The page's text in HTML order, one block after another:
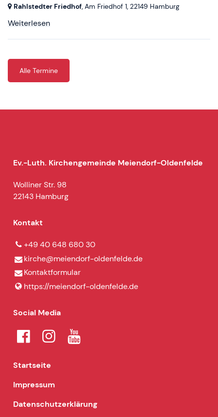
Rahlstedter Friedhof, Am Friedhof 1, 22149 Hamburg
Weiterlesen
Alle Termine
Ev.-Luth. Kirchengemeinde Meiendorf-Oldenfelde
Wolliner Str. 98
22143 Hamburg
Kontakt
+49 40 648 680 30
kirche@​meiendorf-oldenfelde.​de
Kontaktformular
https://meiendorf-oldenfelde.​de
Social Media
Startseite
Impressum
Datenschutzerklärung